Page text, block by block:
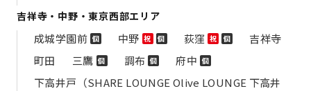
吉祥寺・中野・東京西部エリア
成城学園前 個 中野 祝 個 荻窪 祝 個
吉祥寺
町田
三鷹 個 調布 個 府中 個
下高井戸（SHARE LOUNGE Olive LOUNGE 下高井